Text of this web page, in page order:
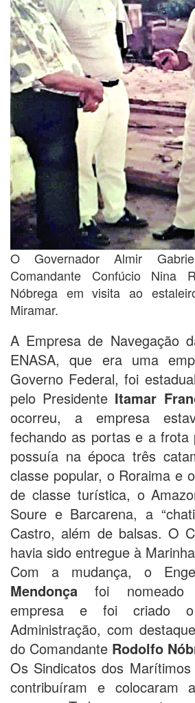
O Governador Almir
Comandante Confúcio Nina
Nóbrega em visita ao
Miramar.
A Empresa de Navegação
ENASA, que era uma
Governo Federal, foi
pelo Presidente Itamar
ocorreu, a empresa
fechando as portas e a frota
possuía na época três
classe popular, o Roraima e
de classe turística, o
Soure e Barcarena, a
Castro, além de balsas. O
havia sido entregue à
Com a mudança, o
Mendonça foi nomeado
empresa e foi criado
Administração, com
do Comandante Rodolfo
Os Sindicatos dos
contribuíram e colocaram